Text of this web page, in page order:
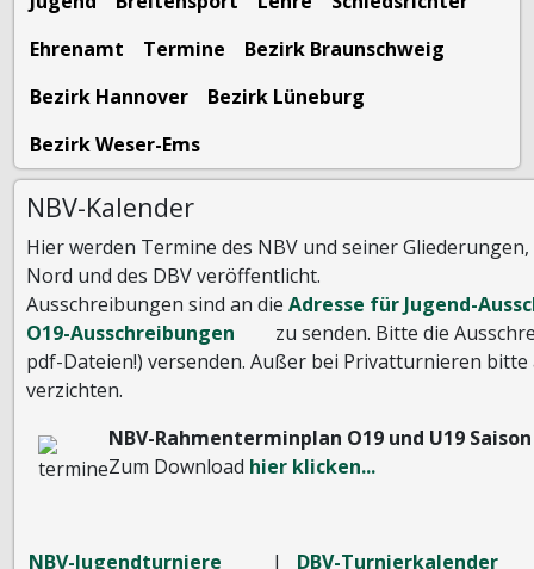
Ehrenamt
Termine
Bezirk Braunschweig
Bezirk Hannover
Bezirk Lüneburg
Bezirk Weser-Ems
NBV-Kalender
Hier werden Termine des NBV und seiner
Nord und des DBV veröffentlicht.
Ausschreibungen sind an die Adresse für Jugend-
O19-Ausschreibungen
zu senden. Bitte die
pdf-Dateien!) versenden. Außer bei Privatturnieren
verzichten.
NBV-Rahmenterminplan O19 und U19
Zum Download hier klicken...
NBV-Jugendturniere | DBV-Turnierkalender